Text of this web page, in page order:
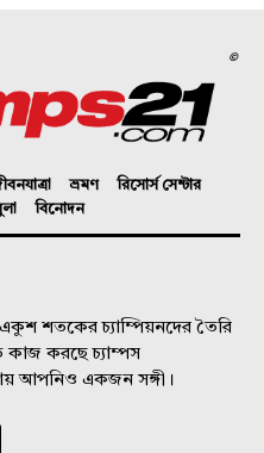
©
ভ্রমণ
রিসোর্স সেন্টার
বিনোদন
শতকের চ্যাম্পিয়নদের তৈরি
কাজ করছে চ্যাম্পস
আপনিও একজন সঙ্গী।